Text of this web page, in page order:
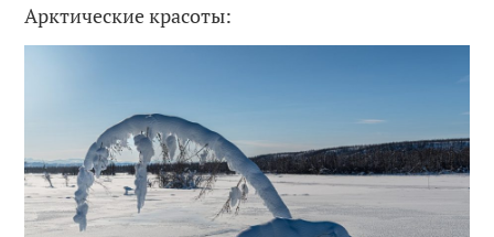
Арктические красоты: